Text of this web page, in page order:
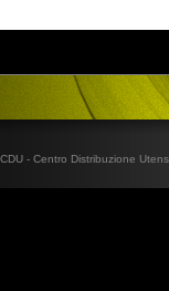
CDU - Centro Distribuzione